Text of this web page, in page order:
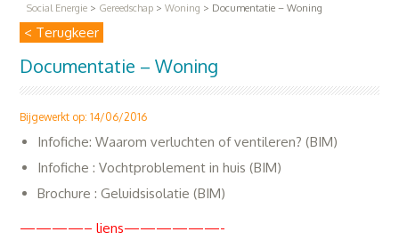
Social Energie > Gereedschap > Woning > Documentatie – Woning
< Terugkeer
Documentatie – Woning
Bijgewerkt op: 14/06/2016
Infofiche: Waarom verluchten of ventileren? (BIM)
Infofiche : Vochtproblement in huis (BIM)
Brochure : Geluidsisolatie (BIM)
————– liens——————-